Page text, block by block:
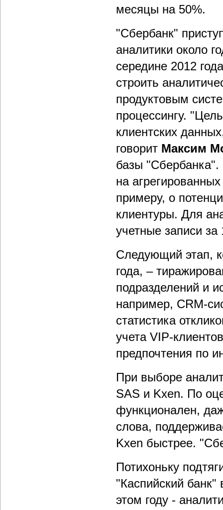
месяцы на 50%.
"Сбербанк"
аналитики около
середине 2012
строить
продуктовым
процессингу.
клиентских
говорит Максим
базы "Сбербанка".
на
примеру, о
клиентуры. Для
учетные записи за
Следующий этап,
года, –
подразделений и
например, CRM-
статистика
учета VIP-
предпочтения по
При выборе
SAS и Kxen. По
функционален,
слова,
Kxen быстрее.
Потихоньку
"Каспийский банк"
этом году -